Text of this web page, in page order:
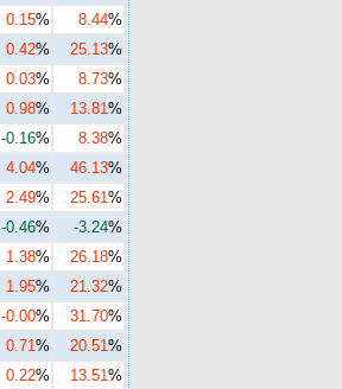
0.15% 8.44%
0.42% 25.13%
0.03% 8.73%
0.98% 13.81%
-0.16% 8.38%
4.04% 46.13%
2.49% 25.61%
-0.46% -3.24%
1.38% 26.18%
1.95% 21.32%
-0.00% 31.70%
0.71% 20.51%
0.22% 13.51%